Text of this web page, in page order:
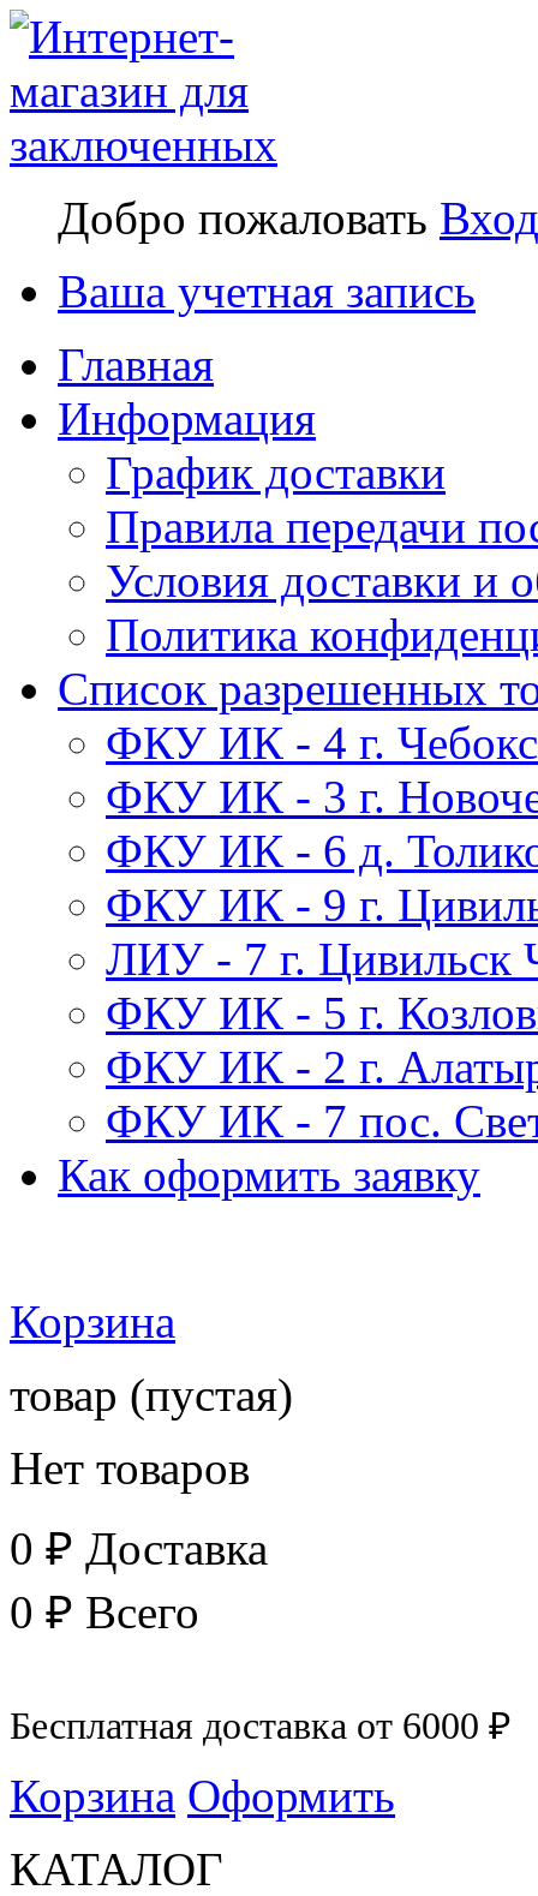
Добро пожаловать Вход
Ваша учетная запись
Главная
Информация
График доставки
Правила передачи
Условия доставки и
Политика
Список разрешенных
ФКУ ИК - 4 г.
ФКУ ИК - 3 г.
ФКУ ИК - 6 д.
ФКУ ИК - 9 г.
ЛИУ - 7 г. Цивильск
ФКУ ИК - 5 г.
ФКУ ИК - 2 г.
ФКУ ИК - 7 пос.
Как оформить заявку
Корзина
товар (пустая)
Нет товаров
0 ₽ Доставка
0 ₽ Всего
Бесплатная доставка от 6000 ₽
Корзина Оформить
КАТАЛОГ